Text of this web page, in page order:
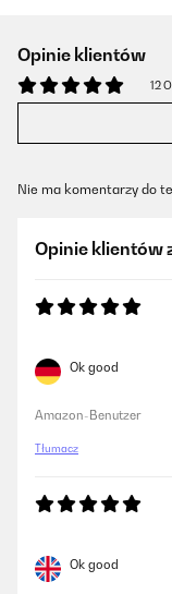
Opinie klientów
12
Nie ma komentarzy do
Opinie klientów
Ok good
Amazon-Benutzer
Tłumacz
Ok good